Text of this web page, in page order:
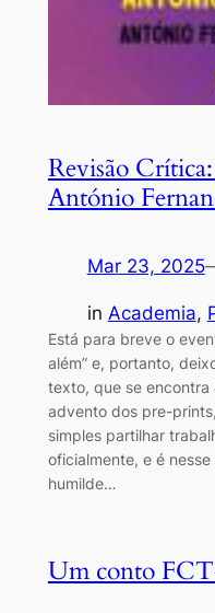
Revisão
António
Mar 23, 2025
in Academia,
Está para breve o
além” e, portanto,
texto, que se encontra
advento dos pre-
simples partilhar
oficialmente, e é
humilde…
Um conto